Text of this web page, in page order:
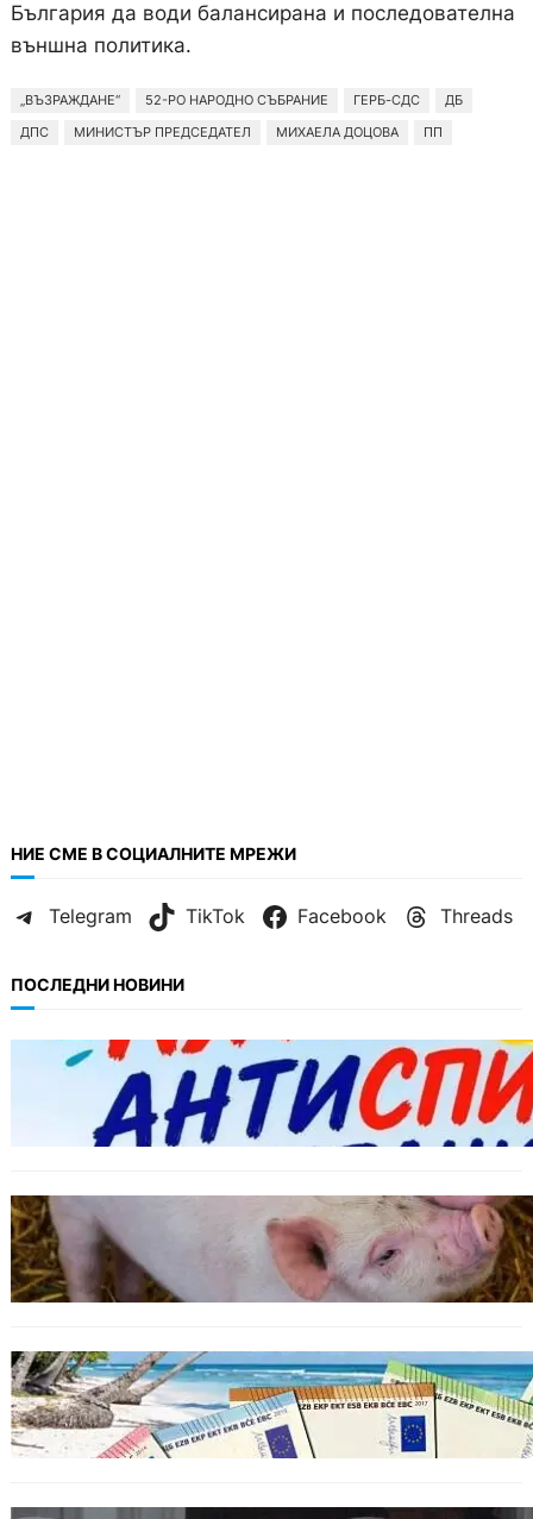
България да води балансирана и последователна
външна политика.
„ВЪЗРАЖДАНЕ“ 52-РО НАРОДНО СЪБРАНИЕ ГЕРБ-СДС
ДБ
ДПС
МИНИСТЪР ПРЕДСЕДАТЕЛ МИХАЕЛА ДОЦОВА ПП
НИЕ СМЕ В СОЦИАЛНИТЕ МРЕЖИ
Telegram TikTok Facebook Threads
ПОСЛЕДНИ НОВИНИ
БЪЛГАРИЯ
Варна предлага безплатни и анонимни
тестове за ХИВ и други инфекции през
август
Тревога във Варненско: Африканска чума
по свинете е открита край Гроздьово
ИКОНОМИКА
Край на цените в две валути: От 9 август
етикетите ще са само в евро.